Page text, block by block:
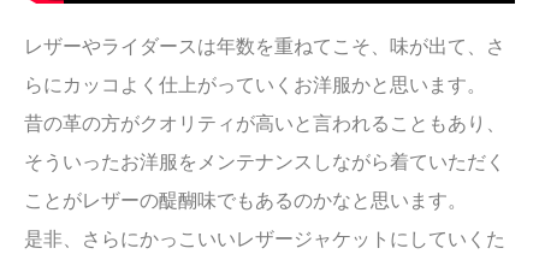
レザーやライダースは年数を重ねてこそ、味が出て、さ
らにカッコよく仕上がっていくお洋服かと思います。
昔の革の方がクオリティが高いと言われることもあり、
そういったお洋服をメンテナンスしながら着ていただく
ことがレザーの醍醐味でもあるのかなと思います。
是非、さらにかっこいいレザージャケットにしていくた